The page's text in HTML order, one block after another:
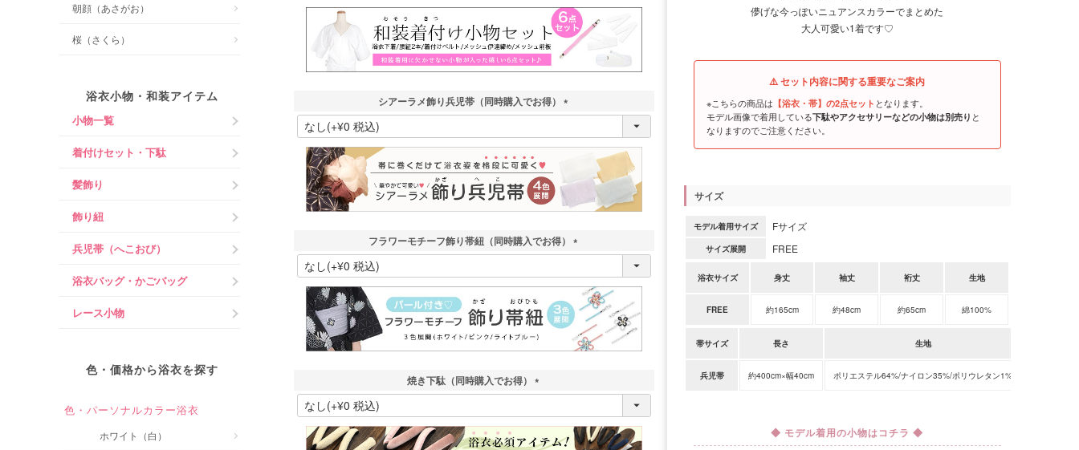
朝顔（あさがお）
桜（さくら）
浴衣小物・和装アイテム
小物一覧
着付けセット・下駄
髪飾り
飾り紐
兵児帯（へこおび）
浴衣バッグ・かごバッグ
レース小物
色・価格から浴衣を探す
色・パーソナルカラー浴衣
ホワイト（白）
須
)
シアーラメ飾り兵児帯（同時購入でお得）
(
必
須
フラワーモチーフ飾り帯紐（同時購入でお得）
(
必
須
焼き下駄（同時購入でお得）
(
必
須
)
儚げな今っぽいニュアンスカラーでまとめた
大人可愛い1着です♡
⚠️ セット内容に関する重要なご案内
※こちらの商品は 【浴衣・帯】の2点セット となります。
モデル画像で着用している下駄やアクセサリーなどの小物は別売り と
なりますのでご注意ください。
サイズ
モデル着用サイズ Fサイズ
サイズ展開 FREE
浴衣サイズ 身丈 袖丈 裄丈 生地
FREE 約165cm 約48cm 約65cm 綿100%
帯サイズ 長さ 生地
兵児帯 約400cm×幅40cm ポリエステル64%/ナイロン35%/ポリウレタン1%
◆ モデル着用の小物はコチラ ◆